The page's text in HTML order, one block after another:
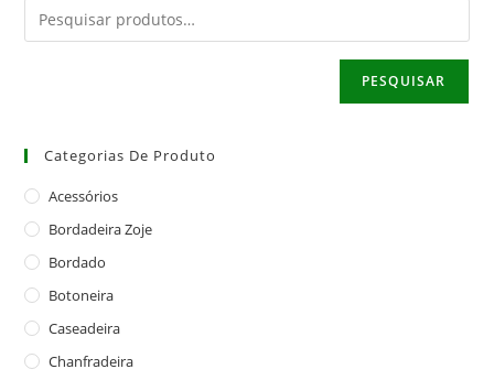
PESQUISAR
Categorias De Produto
Acessórios
Bordadeira Zoje
Bordado
Botoneira
Caseadeira
Chanfradeira